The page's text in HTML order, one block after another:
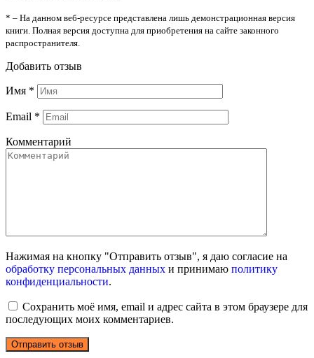
* – На данном веб-ресурсе представлена лишь демонстрационная версия
книги. Полная версия доступна для приобретения на сайте законного
распространителя.
Добавить отзыв
Имя *
Email *
Комментарий
Нажимая на кнопку "Отправить отзыв", я даю согласие на
обработку персональных данных и принимаю политику
конфиденциальности.
Сохранить моё имя, email и адрес сайта в этом браузере для
последующих моих комментариев.